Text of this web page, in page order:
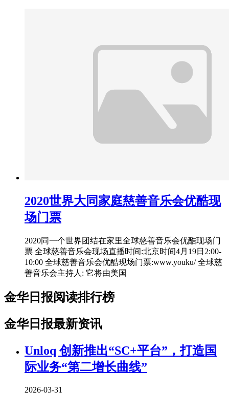
2020世界大同家庭慈善音乐会优酷现
场门票
2020同一个世界团结在家里全球慈善音乐会优酷现场门
票 全球慈善音乐会现场直播时间:北京时间4月19日2:00-
10:00 全球慈善音乐会优酷现场门票:www.youku/ 全球慈
善音乐会主持人: 它将由美国
金华日报阅读排行榜
金华日报最新资讯
Unloq 创新推出“SC+平台”，打造国
际业务“第二增长曲线”
2026-03-31